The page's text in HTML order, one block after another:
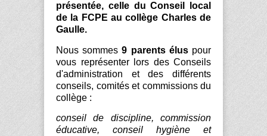
présentée, celle du Conseil local
de la FCPE au collège Charles de
Gaulle.
Nous sommes9 parents éluspour
vous représenter lors des Conseils
d'administration et des différents
conseils, comités et commissions du
collège :
conseil de discipline, commission
éducative, conseil hygiène et